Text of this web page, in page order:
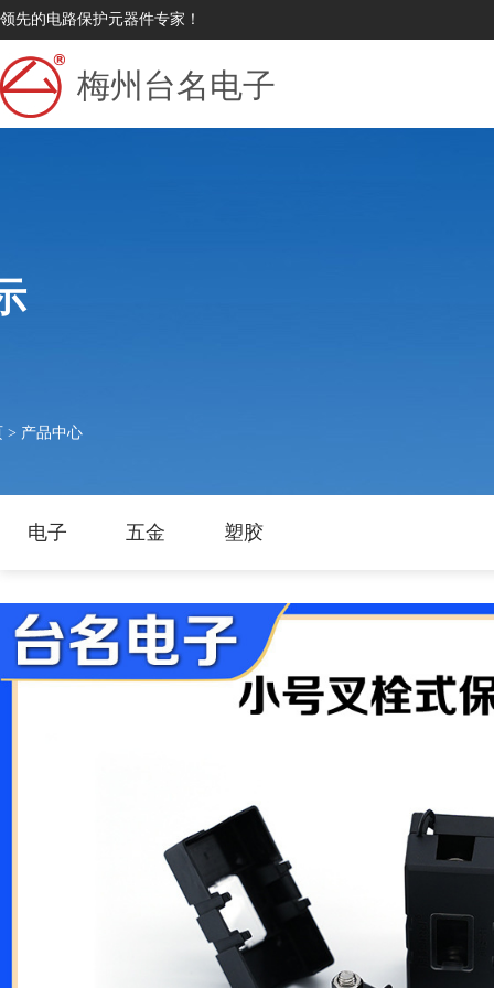
领先的电路保护元器件专家！
梅州台名电子
> 产品中心
电子 五金 塑胶